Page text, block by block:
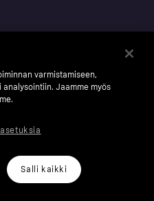
Klarna.com
varmistamiseen,
Jaamme myös
Salli kaikki